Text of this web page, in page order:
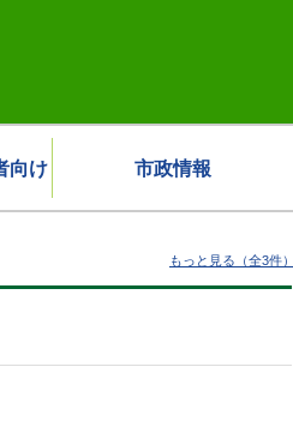
向け 市政情報
もっと見る（全3件）